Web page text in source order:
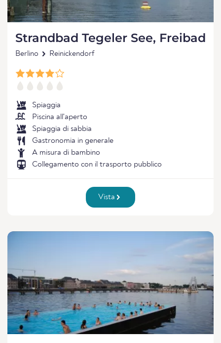
Strandbad Tegeler See, Freibad
Berlino Reinickendorf
Spiaggia
Piscina all'aperto
Spiaggia di sabbia
Gastronomia in generale
A misura di bambino
Collegamento con il trasporto pubblico
Vista